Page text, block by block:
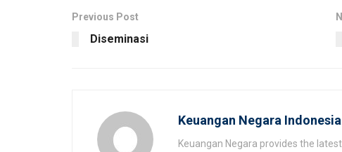
Previous Post
Diseminasi
Keuangan Negara Indonesia
Keuangan Negara provides the